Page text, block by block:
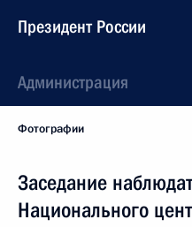
Президент России
Администрация
Фотографии
Заседание
Национального